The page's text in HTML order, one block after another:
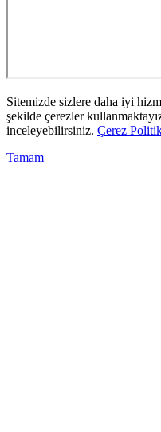
Sitemizde sizlere daha iyi
şekilde çerezler
inceleyebilirsiniz. Çerez
Tamam